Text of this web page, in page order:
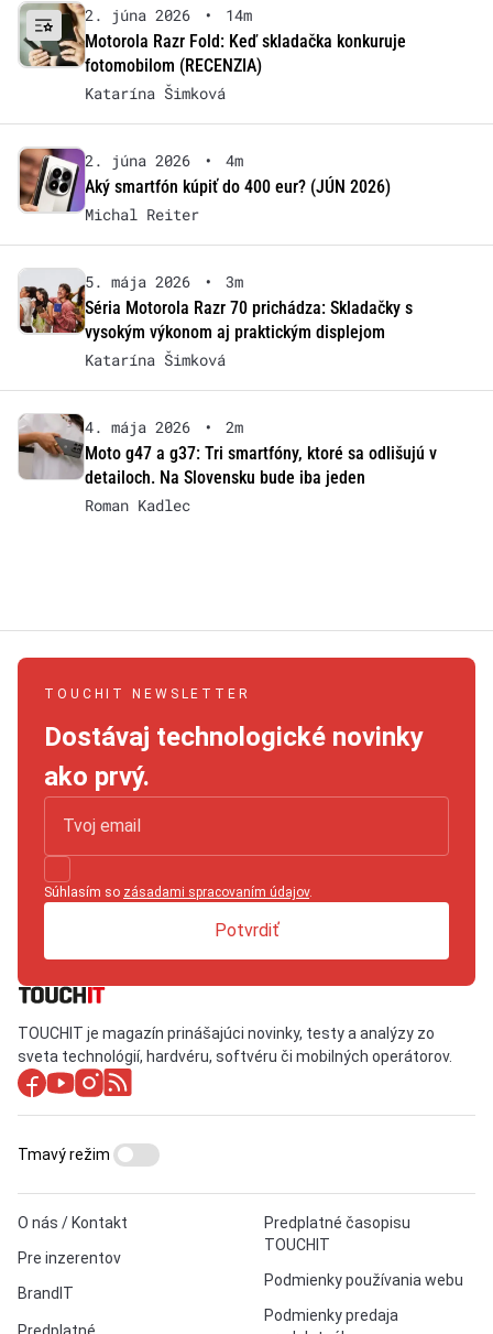
2. júna 2026 •
14m
Motorola Razr Fold: Keď skladačka konkuruje
fotomobilom (RECENZIA)
Katarína Šimková
2. júna 2026 •
4m
Aký smartfón kúpiť do 400 eur? (JÚN 2026)
Michal Reiter
5. mája 2026 •
3m
Séria Motorola Razr 70 prichádza: Skladačky s
vysokým výkonom aj praktickým displejom
Katarína Šimková
4. mája 2026 •
2m
Moto g47 a g37: Tri smartfóny, ktoré sa odlišujú v
detailoch. Na Slovensku bude iba jeden
Roman Kadlec
TOUCHIT NEWSLETTER
Dostávaj technologické novinky
ako prvý.
Súhlasím so zásadami spracovaním údajov.
Potvrdiť
TOUCHIT je magazín prinášajúci novinky, testy a analýzy zo
sveta technológií, hardvéru, softvéru či mobilných operátorov.
O nás / Kontakt
Pre inzerentov
BrandIT
Predplatné časopisu
TOUCHIT
Podmienky používania webu
Podmienky predaja
Tmavý režim